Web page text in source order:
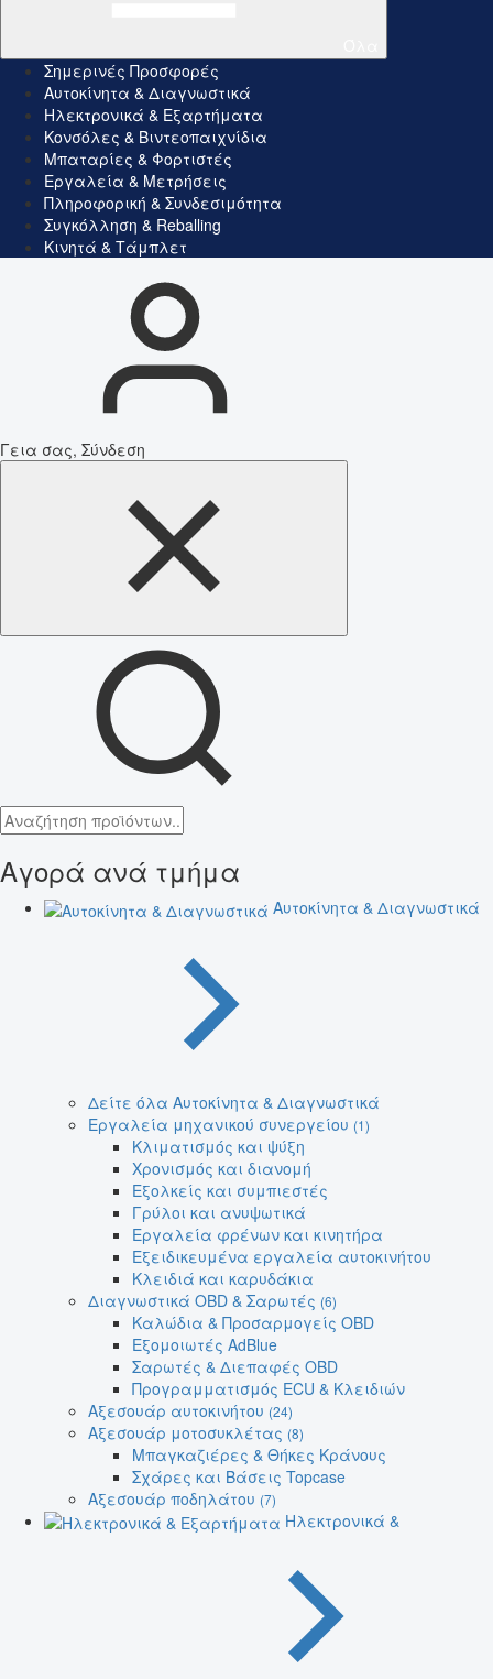
Σημερινές Προσφορές
Αυτοκίνητα & Διαγνωστικά
Ηλεκτρονικά & Εξαρτήματα
Κονσόλες & Βιντεοπαιχνίδια
Μπαταρίες & Φορτιστές
Εργαλεία & Μετρήσεις
Πληροφορική & Συνδεσιμότητα
Συγκόλληση & Reballing
Κινητά & Τάμπλετ
Γεια σας, Σύνδεση
Αγορά ανά τμήμα
Αυτοκίνητα & Διαγνωστικά
Δείτε όλα Αυτοκίνητα & Διαγνωστικά
Εργαλεία μηχανικού συνεργείου (1)
Κλιματισμός και ψύξη
Χρονισμός και διανομή
Εξολκείς και συμπιεστές
Γρύλοι και ανυψωτικά
Εργαλεία φρένων και κινητήρα
Εξειδικευμένα εργαλεία αυτοκινήτου
Κλειδιά και καρυδάκια
Διαγνωστικά OBD & Σαρωτές (6)
Καλώδια & Προσαρμογείς OBD
Εξομοιωτές AdBlue
Σαρωτές & Διεπαφές OBD
Προγραμματισμός ECU & Κλειδιών
Αξεσουάρ αυτοκινήτου (24)
Αξεσουάρ μοτοσυκλέτας (8)
Μπαγκαζιέρες & Θήκες Κράνους
Σχάρες και Βάσεις Topcase
Αξεσουάρ ποδηλάτου (7)
Ηλεκτρονικά &